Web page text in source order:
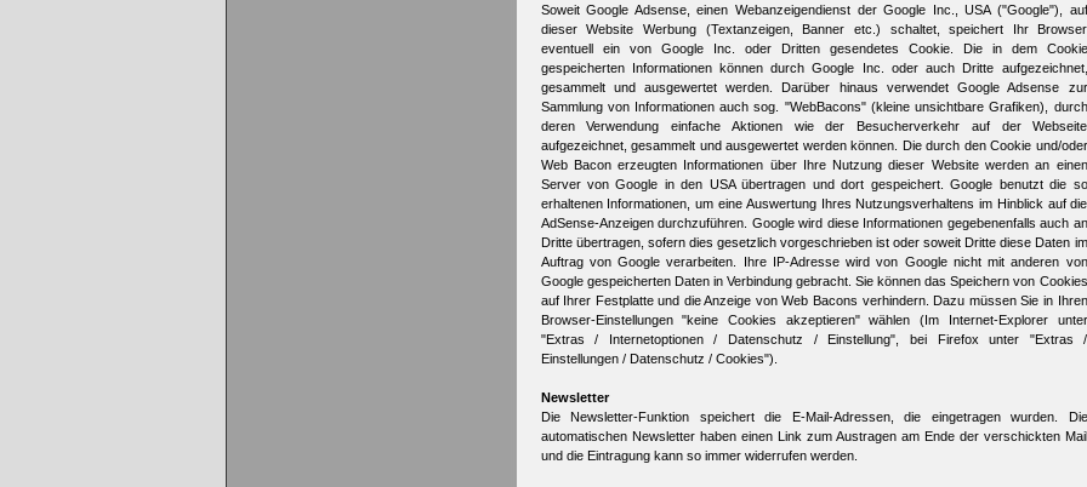
Soweit Google Adsense, einen Webanzeigendienst der Google Inc., USA ("Google"), auf
dieser Website Werbung (Textanzeigen, Banner etc.) schaltet, speichert Ihr Browser
eventuell ein von Google Inc. oder Dritten gesendetes Cookie. Die in dem Cookie
gespeicherten Informationen können durch Google Inc. oder auch Dritte aufgezeichnet,
gesammelt und ausgewertet werden. Darüber hinaus verwendet Google Adsense zur
Sammlung von Informationen auch sog. "WebBacons" (kleine unsichtbare Grafiken), durch
deren Verwendung einfache Aktionen wie der Besucherverkehr auf der Webseite
aufgezeichnet, gesammelt und ausgewertet werden können. Die durch den Cookie und/oder
Web Bacon erzeugten Informationen über Ihre Nutzung dieser Website werden an einen
Server von Google in den USA übertragen und dort gespeichert. Google benutzt die so
erhaltenen Informationen, um eine Auswertung Ihres Nutzungsverhaltens im Hinblick auf die
AdSense-Anzeigen durchzuführen. Google wird diese Informationen gegebenenfalls auch an
Dritte übertragen, sofern dies gesetzlich vorgeschrieben ist oder soweit Dritte diese Daten im
Auftrag von Google verarbeiten. Ihre IP-Adresse wird von Google nicht mit anderen von
Google gespeicherten Daten in Verbindung gebracht. Sie können das Speichern von Cookies
auf Ihrer Festplatte und die Anzeige von Web Bacons verhindern. Dazu müssen Sie in Ihren
Browser-Einstellungen "keine Cookies akzeptieren" wählen (Im Internet-Explorer unter
"Extras / Internetoptionen / Datenschutz / Einstellung", bei Firefox unter "Extras /
Einstellungen / Datenschutz / Cookies").
Newsletter
Die Newsletter-Funktion speichert die E-Mail-Adressen, die eingetragen wurden. Die
automatischen Newsletter haben einen Link zum Austragen am Ende der verschickten Mail
und die Eintragung kann so immer widerrufen werden.